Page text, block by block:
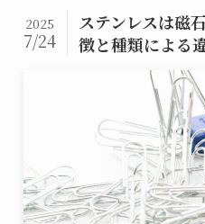
ステンレスは磁
徴と種類による
2025
7/24